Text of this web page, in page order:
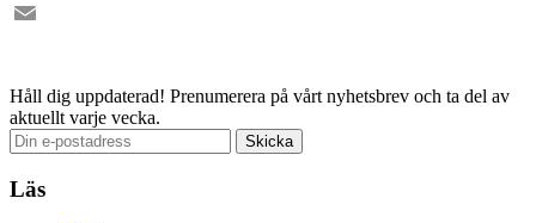
Facebook
Håll dig uppdaterad! Prenumerera på vårt nyhetsbrev och ta del av
aktuellt varje vecka.
Läs